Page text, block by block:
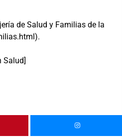
de Salud y Familias de la
Salud]